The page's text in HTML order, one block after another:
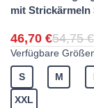
mit Strickärmeln
46,70 €54,75 €
Verfügbare
S M
XXL